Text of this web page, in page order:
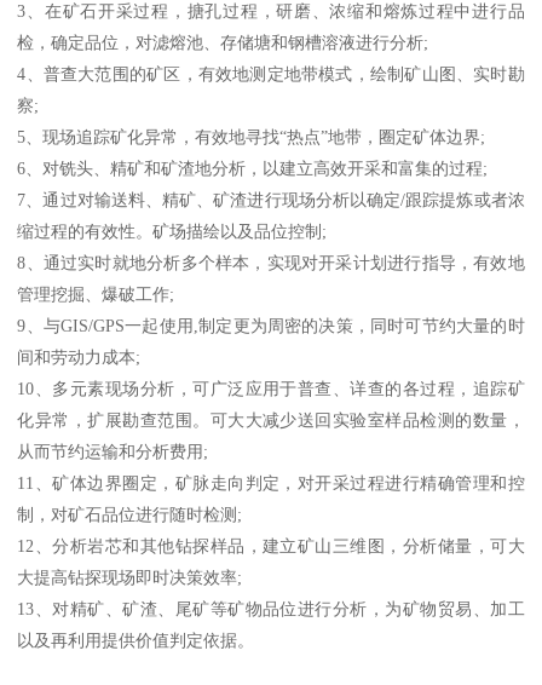
3、在矿石开采过程，搪孔过程，研磨、浓缩和熔炼过程中进行品
检，确定品位，对滤熔池、存储塘和钢槽溶液进行分析;
4、普查大范围的矿区，有效地测定地带模式，绘制矿山图、实时勘
察;
5、现场追踪矿化异常，有效地寻找“热点”地带，圈定矿体边界;
6、对铣头、精矿和矿渣地分析，以建立高效开采和富集的过程;
7、通过对输送料、精矿、矿渣进行现场分析以确定/跟踪提炼或者浓
缩过程的有效性。矿场描绘以及品位控制;
8、通过实时就地分析多个样本，实现对开采计划进行指导，有效地
管理挖掘、爆破工作;
9、与GIS/GPS一起使用,制定更为周密的决策，同时可节约大量的时
间和劳动力成本;
10、多元素现场分析，可广泛应用于普查、详查的各过程，追踪矿
化异常，扩展勘查范围。可大大减少送回实验室样品检测的数量，
从而节约运输和分析费用;
11、矿体边界圈定，矿脉走向判定，对开采过程进行精确管理和控
制，对矿石品位进行随时检测;
12、分析岩芯和其他钻探样品，建立矿山三维图，分析储量，可大
大提高钻探现场即时决策效率;
13、对精矿、矿渣、尾矿等矿物品位进行分析，为矿物贸易、加工
以及再利用提供价值判定依据。